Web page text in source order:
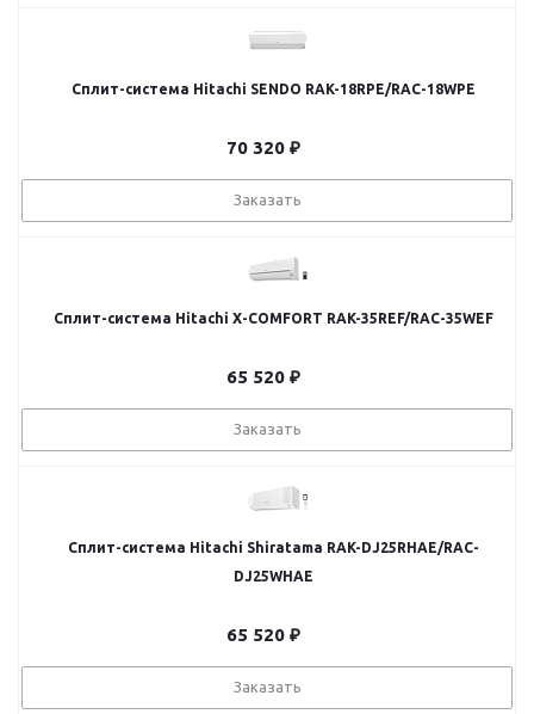
Сплит-система Hitachi SENDO RAK-18RPE/RAC-18WPE
70 320₽
Заказать
Сплит-система Hitachi X-COMFORT RAK-35REF/RAC-35WEF
65 520₽
Заказать
Сплит-система Hitachi Shiratama RAK-DJ25RHAE/RAC-
DJ25WHAE
65 520₽
Заказать